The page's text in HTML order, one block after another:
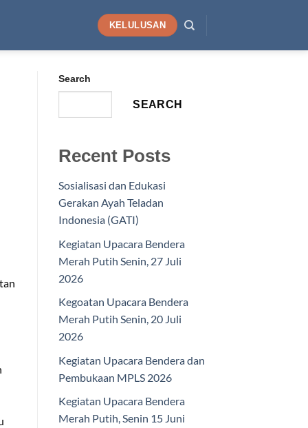
KELULUSAN
Search
SEARCH
Recent Posts
Sosialisasi dan Edukasi
Gerakan Ayah Teladan
Indonesia (GATI)
Kegiatan Upacara Bendera
Merah Putih Senin, 27 Juli
2026
Kegoatan Upacara Bendera
Merah Putih Senin, 20 Juli
2026
Kegiatan Upacara Bendera dan
Pembukaan MPLS 2026
Kegiatan Upacara Bendera
Merah Putih, Senin 15 Juni